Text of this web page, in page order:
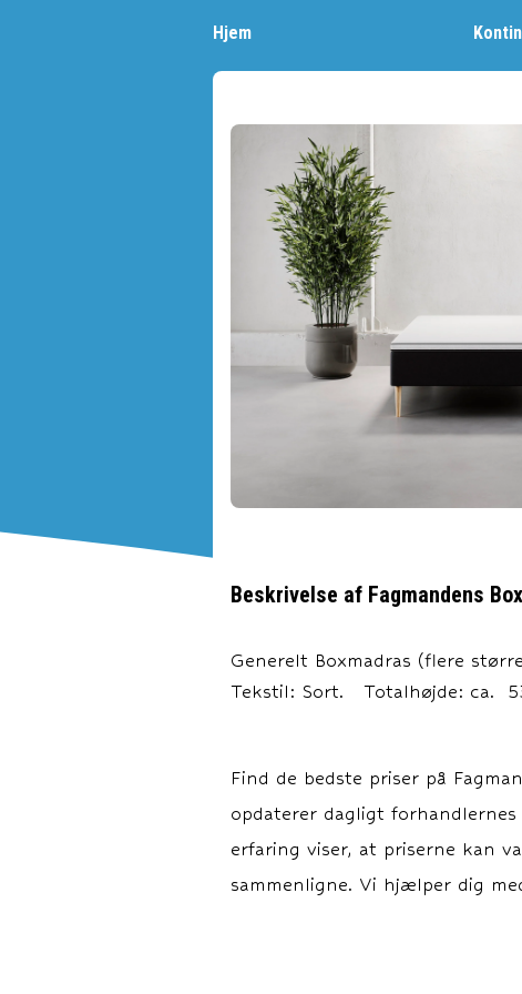
Hjem
Beskrivelse af Fagmandens
Generelt Boxmadras (flere
Tekstil: Sort. Totalhøjde: ca.
Find de bedste priser på
opdaterer dagligt
erfaring viser, at priserne kan
sammenligne. Vi hjælper dig